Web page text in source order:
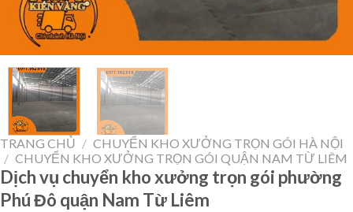
TRANG CHỦ / CHUYỂN KHO XƯỞNG TRỌN GÓI HÀ NỘI
/ CHUYỂN KHO XƯỞNG TRỌN GÓI QUẬN NAM TỪ LIÊM
Dịch vụ chuyển kho xưởng trọn gói phường
Phú Đô quận Nam Từ Liêm